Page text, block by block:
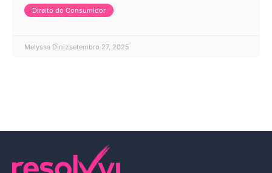
Direito do Consumidor
Melyssa Dinizsetembro 27, 2025